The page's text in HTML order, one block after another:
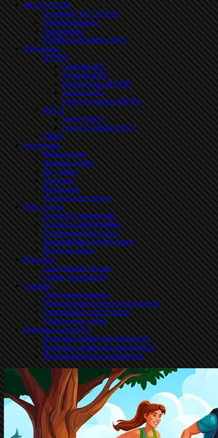
SKI 76 TEAM
О команде Ski 76 Team
Список команды
Экипировка
КЛБМатч ПроБЕГа 2019
Федерации
ФЛГЯО
Сборная ЯО
Устав ФЛГЯО
Руководство ФЛГЯО
Тренеры ЯО
Список членов ФЛГЯО
ЯЛСЛ
Устав ЯЛСЛ
Список членов ЯЛСЛ
СБЯО
Календари
Мультиспорт
Лыжные гонки
Бег / кросс
Триатлон
Велогонки
Другие виды спорта
Фото, видео
Фотоблог Skispeed.Ru
Ссылки на фотографии
Фоторепортажы блога
Фотоальбомы друзей блога
Видео на блоге
Полезное
Спортивные товары
Сайты трансляций
Справка
Спортивные школы
Медицинский осмотр спортсменов
Страхование спортсменов
Спортивные сайты
Помощь и контакты
Политика конфиденциальности
Политика обработки метаданных
Пользовательское соглашение